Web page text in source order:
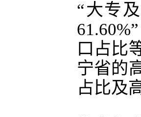
“大专
口占比
宁省的
占比及